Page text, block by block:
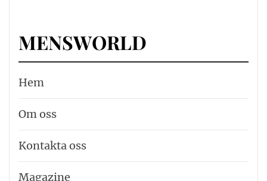
MENSWORLD
Hem
Om oss
Kontakta oss
Magazine